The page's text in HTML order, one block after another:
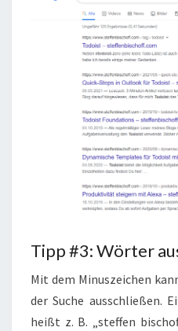
Tipp #3: Wörter
Mit dem Minuszeichen
der Suche ausschließen.
heißt z. B. „steffen